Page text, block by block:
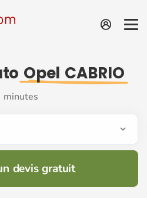
Opel CABRIO
minutes
devis gratuit